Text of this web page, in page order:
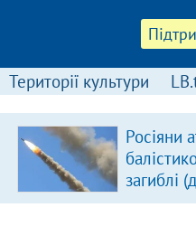
Території культури
Росіяни
загиблі